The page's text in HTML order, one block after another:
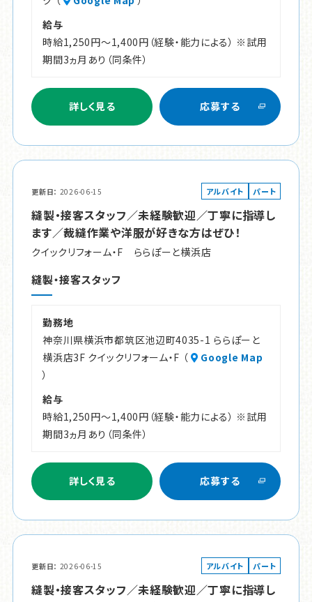
給与
時給1,250円～1,400円（経験・能力による） ※試用
期間3ヵ月あり（同条件）
詳しく見る 応募する
更新日 2026-06-15 アルバイト パート
縫製・接客スタッフ／未経験歓迎／丁寧に指導し
ます／裁縫作業や洋服が好きな方はぜひ！
クイックリフォーム・F ららぽーと横浜店
縫製・接客スタッフ
勤務地
神奈川県横浜市都筑区池辺町4035-1 ららぽーと
横浜店3F クイックリフォーム・F （
Google Map
）
給与
時給1,250円～1,400円（経験・能力による） ※試用
期間3ヵ月あり（同条件）
詳しく見る 応募する
更新日 2026-06-15 アルバイト パート
縫製・接客スタッフ／未経験歓迎／丁寧に指導し